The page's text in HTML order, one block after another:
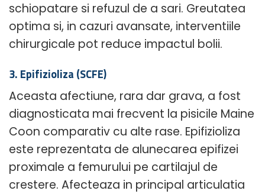
schiopatare si refuzul de a sari. Greutatea
optima si, in cazuri avansate, interventiile
chirurgicale pot reduce impactul bolii.
3. Epifizioliza (SCFE)
Aceasta afectiune, rara dar grava, a fost
diagnosticata mai frecvent la pisicile Maine
Coon comparativ cu alte rase. Epifizioliza
este reprezentata de alunecarea epifizei
proximale a femurului pe cartilajul de
crestere. Afecteaza in principal articulatia